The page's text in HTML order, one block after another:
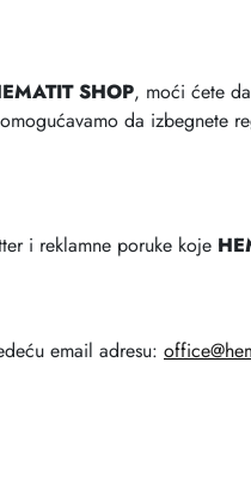
SHOP, moći ćete
da izbegnete
i reklamne poruke koje
email adresu: